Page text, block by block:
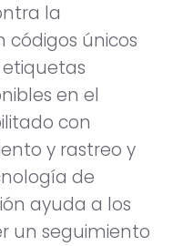
la
códigos únicos
en el
con
y rastreo y
de
ayuda a los
un seguimiento